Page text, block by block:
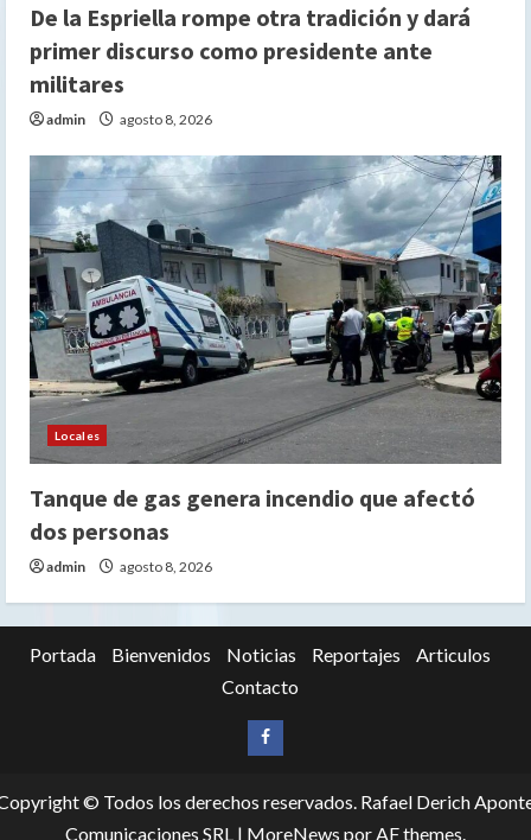
De la Espriella rompe otra tradición y dará
primer discurso como presidente ante
militares
admin agosto 8, 2026
Locales
Tanque de gas genera incendio que afectó
dos personas
admin agosto 8, 2026
Portada Bienvenidos Noticias Reportajes
Articulos
Contacto
Siganos
Facebook
© Todos los derechos reservados. Rafael Derich
Comunicaciones SRL | MoreNews por AF themes.